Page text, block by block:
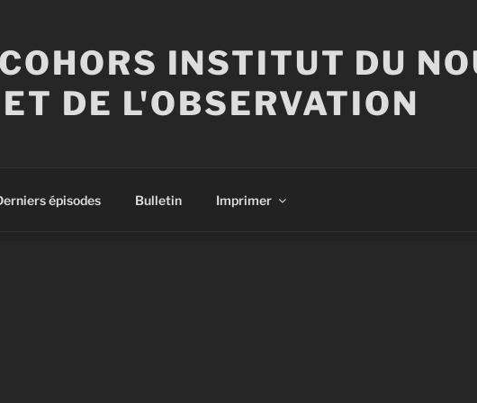
INSTITUT DU
DE L'OBSERVATION
épisodes Bulletin Imprimer